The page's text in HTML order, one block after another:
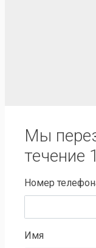
Мы
течение
Номер
Имя